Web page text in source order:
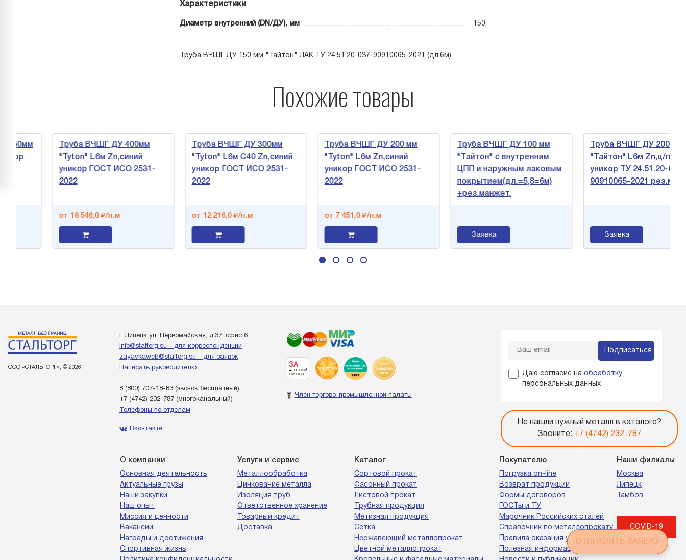
Характеристики
Диаметр внутренний (DN/ДУ), мм 150
Труба ВЧШГ ДУ 150 мм "Тайтон" ЛАК ТУ 24.51.20-037-90910065-2021 (дл.6м)
Похожие товары
Труба ВЧШГ ДУ 400мм
"Tyton" L6м Zn,синий
уникор ГОСТ ИСО 2531-
2022
от 18 546,0 ₽/п.м
Труба ВЧШГ ДУ 300мм
"Tyton" L6м C40 Zn,синий
уникор ГОСТ ИСО 2531-
2022
от 12 216,0 ₽/п.м
Труба ВЧШГ ДУ 200 мм
"Tyton" L6м Zn,синий
уникор ГОСТ ИСО 2531-
2022
от 7 451,0 ₽/п.м
Труба ВЧШГ ДУ 100 мм
"Тайтон" с внутренним
ЦПП и наружным лаковым
покрытием(дл.=5,8=6м)
+рез.манжет.
Заявка
Труба ВЧШГ ДУ 200 мм
"Тайтон" L6м Zn,ц/п,синий
уникор ТУ 24.51.20-037-
90910065-2021 рез.манж
Заявка
ООО «СТАЛЬТОРГ», © 2026
г. Липецк ул. Первомайская, д.37, офис 6
info@staltorg.su - для корреспонденции
zayavkaweb@staltorg.su - для заявок
Написать руководителю
8 (800) 707-18-83(звонок бесплатный)
+7 (4742) 232-787(многоканальный)
Телефоны по отделам
Вконтакте
О компании
Основная деятельность
Актуальные грузы
Наши закупки
Наш опыт
Миссия и ценности
Вакансии
Награды и достижения
Спортивная жизнь
Услуги и сервис
Металлообработка
Цинкование металла
Изоляция труб
Ответственное хранение
Товарный кредит
Доставка
Каталог
Сортовой прокат
Фасонный прокат
Листовой прокат
Трубная продукция
Метизная продукция
Сетка
Нержавеющий металлопрокат
Цветной металлопрокат
Покупателю
Погрузка on-line
Возврат продукции
Формы договоров
ГОСТы и ТУ
Марочник Российских сталей
Справочник по металлопрокату
Правила оказания услуг
Полезная информация
Наши филиалы
Москва
Липецк
Тамбов
COVID-19
Подписаться
Даю согласие на обработку
персональных данных
Не нашли нужный металл в каталоге?
Звоните: +7 (4742) 232-787
Член торгово-промышленной палаты
ОТПРАВИТЬ ЗАЯВКУ